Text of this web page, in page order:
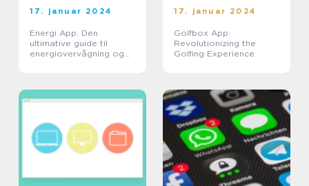
17. januar 2024
Energi App: Den
ultimative guide til
energiovervågning og
17. januar 2024
Golfbox App:
Revolutionizing the
Golfing Experience